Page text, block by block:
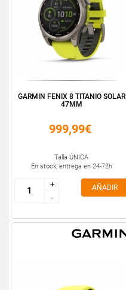
GARMIN FENIX 8 TITANIO SOLAR
47MM
999,99€
Talla ÚNICA
En stock, entrega en 24-72h
+
-
+
-
AÑADIR